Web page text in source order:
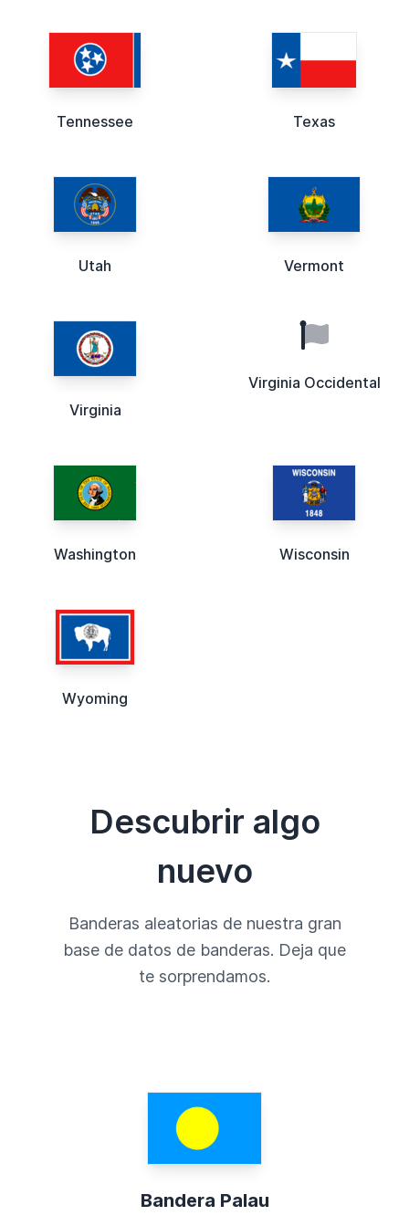
Tennessee Texas
Utah Vermont
Virginia
Virginia Occidental
Washington Wisconsin
Wyoming
Descubrir algo
nuevo
Banderas aleatorias de nuestra gran
base de datos de banderas. Deja que
te sorprendamos.
Bandera Palau